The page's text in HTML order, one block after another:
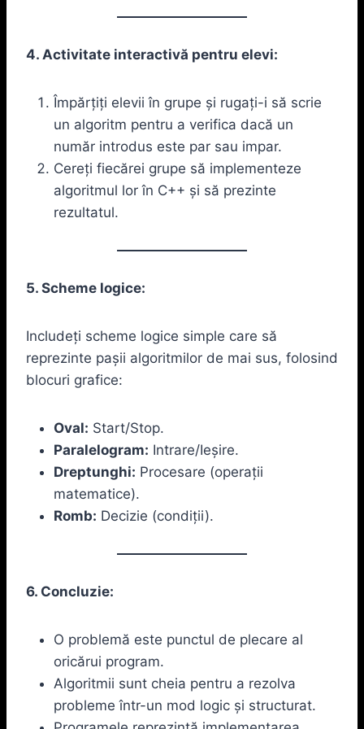
4. Activitate interactivă pentru elevi:
Împărțiți elevii în grupe și rugați-i să scrie
un algoritm pentru a verifica dacă un
număr introdus este par sau impar.
Cereți fiecărei grupe să implementeze
algoritmul lor în C++ și să prezinte
rezultatul.
5. Scheme logice:
Includeți scheme logice simple care să
reprezinte pașii algoritmilor de mai sus, folosind
blocuri grafice:
Oval: Start/Stop.
Paralelogram: Intrare/Ieșire.
Dreptunghi: Procesare (operații
matematice).
Romb: Decizie (condiții).
6. Concluzie:
O problemă este punctul de plecare al
oricărui program.
Algoritmii sunt cheia pentru a rezolva
probleme într-un mod logic și structurat.